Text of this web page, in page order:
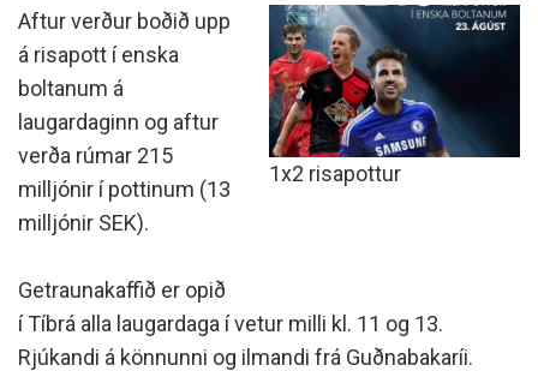
1x2 risapottur
Aftur verður boðið upp
á risapott í enska
boltanum á
laugardaginn og aftur
verða rúmar 215
milljónir í pottinum (13
milljónir SEK).
Getraunakaffið er opið
í Tíbrá alla laugardaga í vetur milli kl. 11 og 13.
Rjúkandi á könnunni og ilmandi frá Guðnabakaríi.